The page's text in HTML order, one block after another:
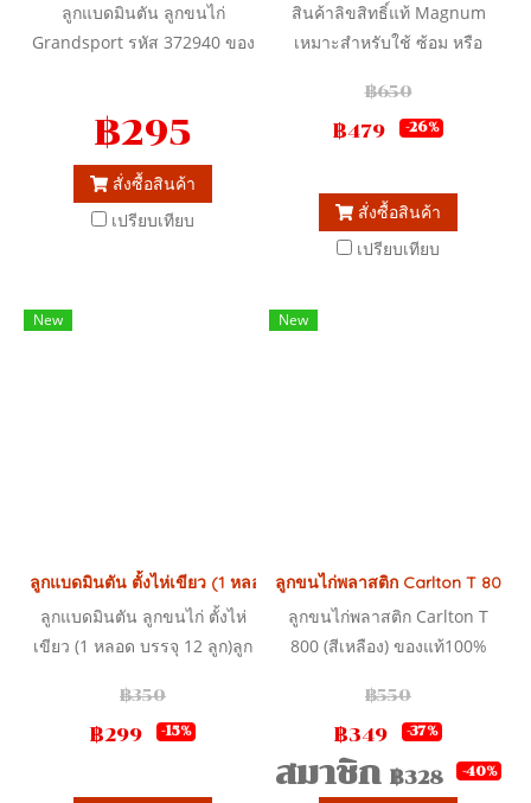
ลูกแบดมินตัน ลูกขนไก่
Grandsport รหัส 372940 ของ
฿295
สั่งซื้อสินค้า
เปรียบเทียบ
สินค้าลิขสิทธิ์แท้ Magnum
เหมาะสำหรับใช้ ซ้อม หรือ
฿650
฿479 -26%
สั่งซื้อสินค้า
เปรียบเทียบ
New
ลูกแบดมินตัน ตั้งไห่เขียว (1 หลอด บรรจุ 12 ลูก)ลูกแบดมินตัน
ลูกแบดมินตัน ลูกขนไก่ ตั้งไห่
เขียว (1 หลอด บรรจุ 12 ลูก)ลูก
฿350
฿299 -15%
New
ลูกขนไก่พลาสติก Carlton T 800 (
ลูกขนไก่พลาสติก Carlton T
800 (สีเหลือง) ของแท้100%
฿550
฿349 -37%
สมาชิก฿328 -40%